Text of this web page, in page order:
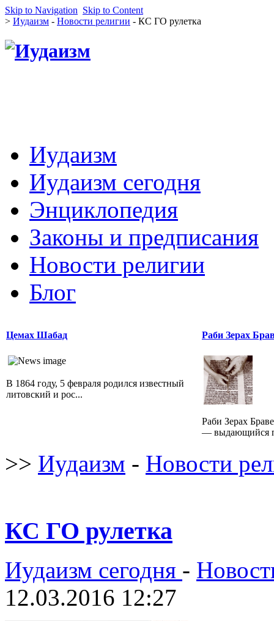
Skip to Navigation Skip to Content
> Иудаизм - Новости религии - КС ГО рулетка
Иудаизм
Иудаизм сегодня
Энциклопедия
Законы и предписания
Новости религии
Блог
Цемах Шабад
В 1864 году, 5 февраля родился известный
литовский и рос...
Раби Зерах
Раби Зерах
— выдающийся
>> Иудаизм - Новости
КС ГО рулетка
Иудаизм сегодня -
12.03.2016 12:27